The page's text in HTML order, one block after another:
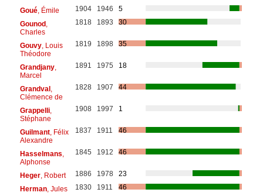
Goué, Émile 1904 1946
5
Gounod ,
Charles
1818 1893 30
Gouvy, Louis
Théodore
1819 1898 35
Grandjany,
Marcel
1891 1975 18
Grandval ,
Clémence de
1828 1907 44
Grappelli,
Stéphane
1908 1997 1
Guilmant, Félix
Alexandre
1837 1911 46
Hasselmans,
Alphonse
1845 1912 46
Heger, Robert 1886 1978
23
Herman, Jules 1830 1911
46